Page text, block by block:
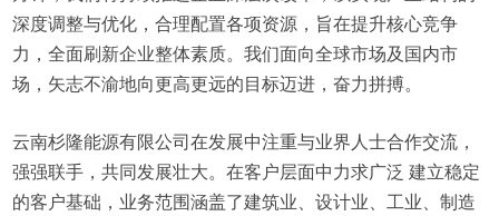
深度调整与优化，合理配置各项资源，旨在提升核心竞争
力，全面刷新企业整体素质。我们面向全球市场及国内市
场，矢志不渝地向更高更远的目标迈进，奋力拼搏。
云南杉隆能源有限公司在发展中注重与业界人士合作交流，
强强联手，共同发展壮大。在客户层面中力求广泛 建立稳定
的客户基础，业务范围涵盖了建筑业、设计业、工业、制造